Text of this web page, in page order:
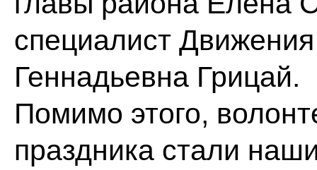
специалист
Геннадьевна Грицай.
Помимо этого,
праздника стали